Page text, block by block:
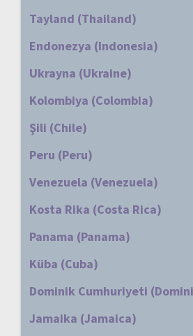
Tayland (Thailand)
Endonezya (Indonesia)
Ukrayna (Ukraine)
Kolombiya (Colombia)
Şili (Chile)
Peru (Peru)
Venezuela (Venezuela)
Kosta Rika (Costa Rica)
Panama (Panama)
Küba (Cuba)
Dominik Cumhuriyeti
Jamaika (Jamaica)